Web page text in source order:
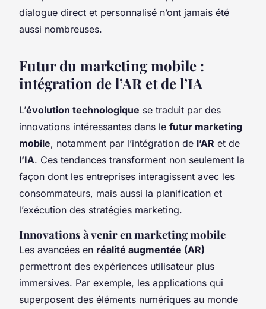
dialogue direct et personnalisé n’ont jamais été
aussi nombreuses.
Futur du marketing mobile :
intégration de l’AR et de l’IA
L’évolution technologique se traduit par des
innovations intéressantes dans le futur marketing
mobile, notamment par l’intégration de l’AR et de
l’IA. Ces tendances transforment non seulement la
façon dont les entreprises interagissent avec les
consommateurs, mais aussi la planification et
l’exécution des stratégies marketing.
Innovations à venir en marketing mobile
Les avancées en réalité augmentée (AR)
permettront des expériences utilisateur plus
immersives. Par exemple, les applications qui
superposent des éléments numériques au monde